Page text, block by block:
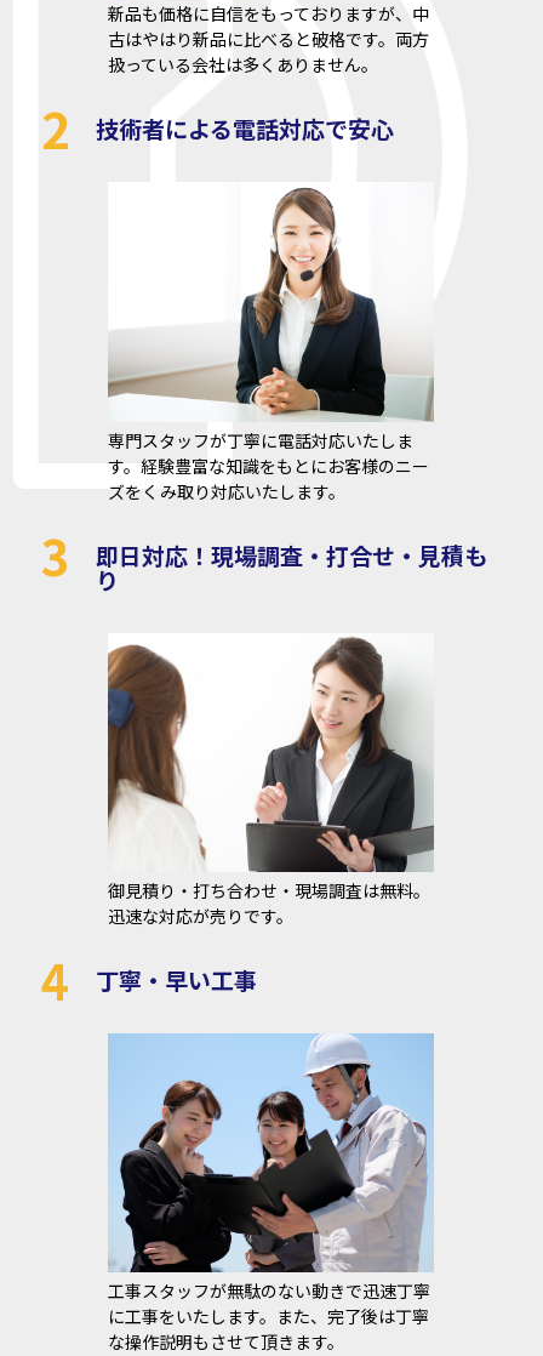
新品も価格に自信をもっておりますが、中
古はやはり新品に比べると破格です。両方
扱っている会社は多くありません。
2 技術者による電話対応で安心
専門スタッフが丁寧に電話対応いたしま
す。経験豊富な知識をもとにお客様のニー
ズをくみ取り対応いたします。
3 即日対応！現場調査・打合せ・見積も
り
御見積り・打ち合わせ・現場調査は無料。
迅速な対応が売りです。
4 丁寧・早い工事
工事スタッフが無駄のない動きで迅速丁寧
に工事をいたします。また、完了後は丁寧
な操作説明もさせて頂きます。